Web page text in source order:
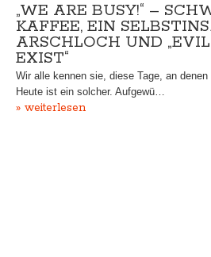
„WE ARE BUSY!“ –
KAFFEE, EIN
ARSCHLOCH UND
EXIST“
Wir alle kennen sie, diese Tage, an
Heute ist ein solcher. Aufgewü…
» weiterlesen